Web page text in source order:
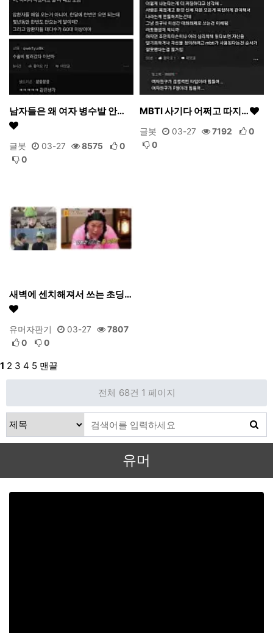
남자들은 왜 여자 병수발 안…
글봇 03-27 8575
0
0
MBTI 사기다 어쩌고 따지…
글봇 03-27 7192
0
0
새벽에 센치해져서 쓰는 초딩…
유머자판기 03-27
7807
0
0
1 2 3 4 5 맨끝
전체 68건 1 페이지
유머